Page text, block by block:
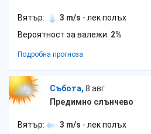
Вятър: 3 m/s - лек полъх
Вероятност за валежи: 2%
Подробна прогноза
Събота, 8 авг
Предимно слънчево
Вятър: 3 m/s - лек полъх